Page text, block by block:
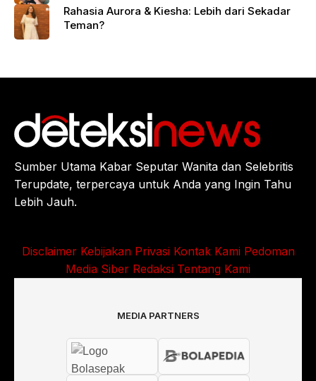
Rahasia Aurora & Kiesha: Lebih dari Sekadar
Teman?
Sumber Utama Kabar Seputar Wanita dan Selebritis
Terupdate, terpercaya untuk Anda yang Ingin Tahu
Lebih Jauh.
Disclaimer Kebijakan Privasi Kontak Kami Pedoman
Media Siber Redaksi Tentang Kami
MEDIA PARTNERS